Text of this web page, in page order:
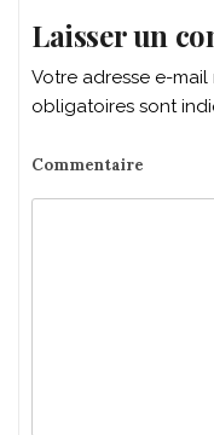
Laisser un
Votre adresse e-
obligatoires sont
Commentaire